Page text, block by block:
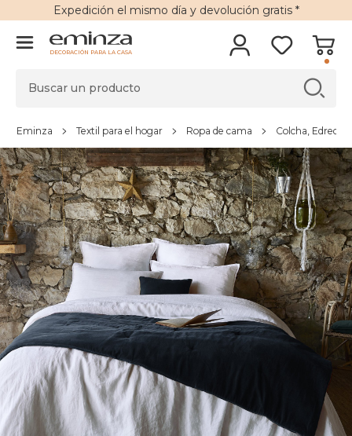
Expedición el mismo día y devolución gratis*
DECORACIÓN PARA LA CASA
Eminza Textil para el hogar Ropa de cama Colcha, Edredón